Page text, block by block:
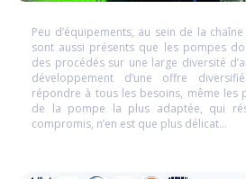
Peu d’équipements, au sein de la
sont aussi présents que les pompes
des procédés sur une large diversité
développement d’une offre
répondre à tous les besoins, même les
de la pompe la plus adaptée, qui
compromis, n’en est que plus délicat…